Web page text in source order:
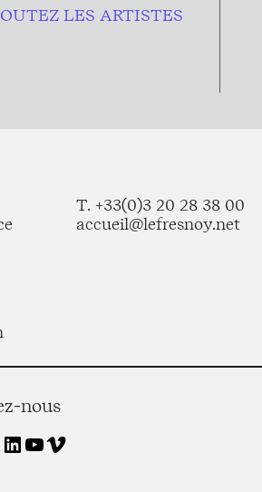
LES ARTISTES
T. +33(0)3 20 28 38 00
accueil@lefresnoy.net
nous
LinkedIn YouTube Vimeo